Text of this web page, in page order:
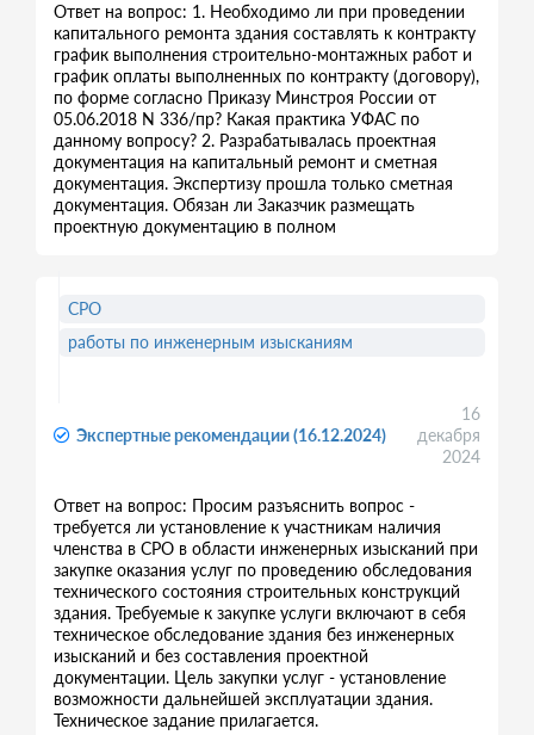
Ответ на вопрос: 1. Необходимо ли при проведении
капитального ремонта здания составлять к контракту
график выполнения строительно-монтажных работ и
график оплаты выполненных по контракту (договору),
по форме согласно Приказу Минстроя России от
05.06.2018 N 336/пр? Какая практика УФАС по
данному вопросу? 2. Разрабатывалась проектная
документация на капитальный ремонт и сметная
документация. Экспертизу прошла только сметная
документация. Обязан ли Заказчик размещать
проектную документацию в полном
Экспертные рекомендации (16.12.2024)
16
декабря
2024
Ответ на вопрос: Просим разъяснить вопрос -
требуется ли установление к участникам наличия
членства в СРО в области инженерных изысканий при
закупке оказания услуг по проведению обследования
технического состояния строительных конструкций
здания. Требуемые к закупке услуги включают в себя
техническое обследование здания без инженерных
изысканий и без составления проектной
документации. Цель закупки услуг - установление
возможности дальнейшей эксплуатации здания.
Техническое задание прилагается.
СРО
работы по инженерным изысканиям